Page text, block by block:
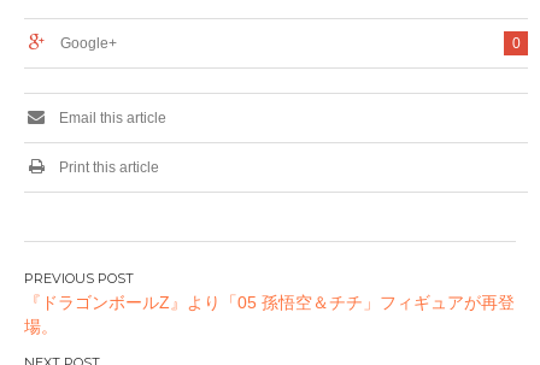
社】
0
Google+
Email this article
Print this article
投
稿
ナ
『ドラゴンボールZ』より「05 孫悟空＆チチ」フィギュアが再登
場。